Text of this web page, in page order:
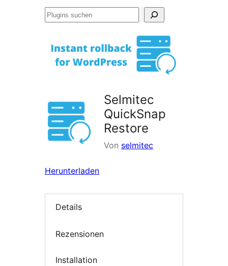
Plugins
Selmitec
QuickSnap
Restore
Von selmitec
Herunterladen
Details
Rezensionen
Installation